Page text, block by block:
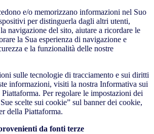
e/o memorizzano informazioni nel Suo
per distinguerla dagli altri utenti,
navigazione del sito, aiutare a ricordare le
la Sua esperienza di navigazione e
e la funzionalità delle nostre
sulle tecnologie di tracciamento e sui diritti
informazioni, visiti la nostra Informativa sui
Per regolare le impostazioni dei
scelte sui cookie” sul banner dei cookie,
della Piattaforma.
da fonti terze